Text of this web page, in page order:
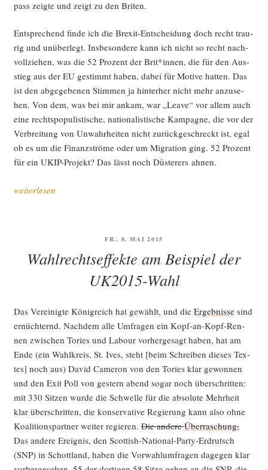
pass zeig­te und zeigt zu den Briten.
Ent­spre­chend fin­de ich die Brexit-Ent­schei­dung doch recht trau­
rig und unüber­legt. Ins­be­son­de­re kann ich nicht so recht nach­
voll­zie­hen, was die 52 Pro­zent der Brit*innen, die für den Aus­
stieg aus der EU gestimmt haben, dabei für Moti­ve hat­ten. Das
ist den abge­ge­be­nen Stim­men ja hin­ter­her nicht mehr anzu­se­
hen. Von dem, was bei mir ankam, war „Lea­ve“ vor allem auch
eine rechts­po­pu­lis­ti­sche, natio­na­lis­ti­sche Kam­pa­gne, die vor der
Ver­brei­tung von Unwahr­hei­ten nicht zurück­ge­schreckt ist, egal
ob es um die Finanz­strö­me oder um Migra­ti­on ging. 52 Pro­zent
für ein UKIP-Pro­jekt? Das lässt noch Düs­te­rers ahnen.
„Die
mun­
weiterlesen
VERÖFFENTLICHT
FR., 8. MAI 2015
Wahlrechtseffekte am Beispiel der
UK2015-Wahl
Das Ver­ei­nig­te König­reich hat gewählt, und die Ergeb­nis­sesind
ernüch­ternd. Nach­dem alle Umfra­gen ein Kopf-an-Kopf-Ren­
nen zwi­schen Tories und Labour vor­her­ge­sagt haben, hat am
Ende (ein Wahl­kreis, St. Ives, steht [beim Schrei­ben die­ses Tex­
tes] noch aus) David Came­ron von den Tories klar gewon­nen
und den Exit Poll von ges­tern abend sogar noch über­schrit­ten:
mit 330 Sit­zen wur­de die Schwel­le für die abso­lu­te Mehr­heit
klar über­schrit­ten, die kon­ser­va­ti­ve Regie­rung kann also ohne
Koali­ti­ons­part­ner wei­ter regie­ren.Die ande­reÜber­ra­schung,
Das ande­re Ereig­nis, den Scot­tish-Natio­nal-Par­ty-Erd­rutsch
(SNP) in Schott­land, haben die Vor­wahl­um­fra­gen dage­gen klar